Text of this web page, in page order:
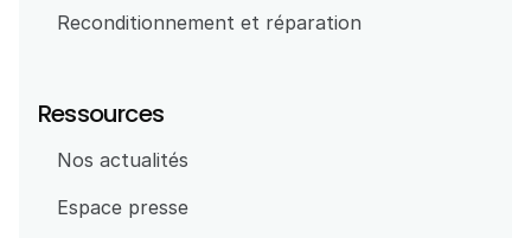
Reconditionnement et réparation
Ressources
Nos actualités
Espace presse